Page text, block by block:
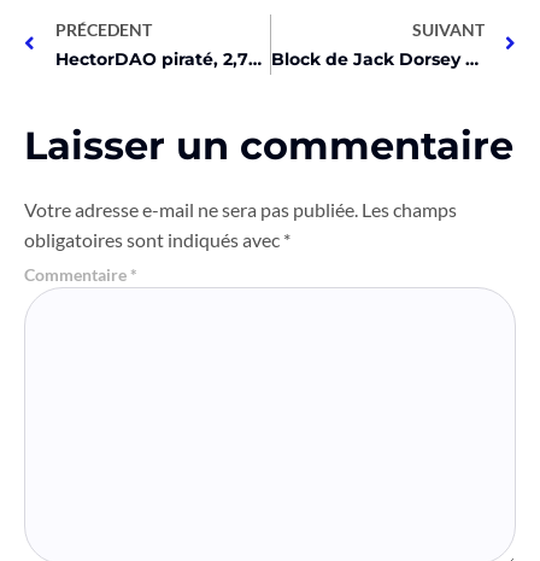
PRÉCEDENT
HectorDAO piraté, 2,7M$ volés, société de faillite intervient!
SUIVANT
Block de Jack Dorsey explose avec 90% de profits en Bitcoin!
Laisser un commentaire
Votre adresse e-mail ne sera pas publiée. Les champs
obligatoires sont indiqués avec *
Commentaire *